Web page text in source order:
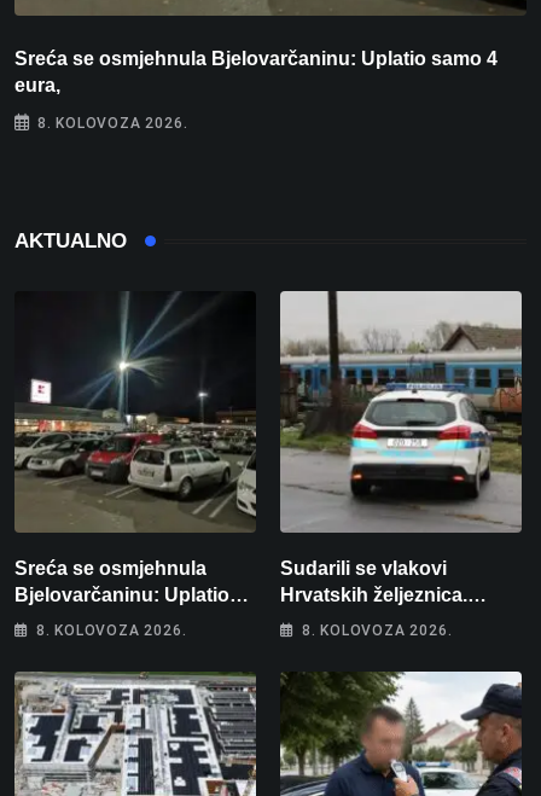
Sreća se osmjehnula Bjelovarčaninu: Uplatio samo 4
eura,
8. KOLOVOZA 2026.
AKTUALNO
Sreća se osmjehnula
Bjelovarčaninu: Uplatio
samo 4 eura, a osvojio
8. KOLOVOZA 2026.
Sudarili se vlakovi
Hrvatskih željeznica.
Šestero osoba teško
intenzivnoj
8. KOLOVOZA 2026.